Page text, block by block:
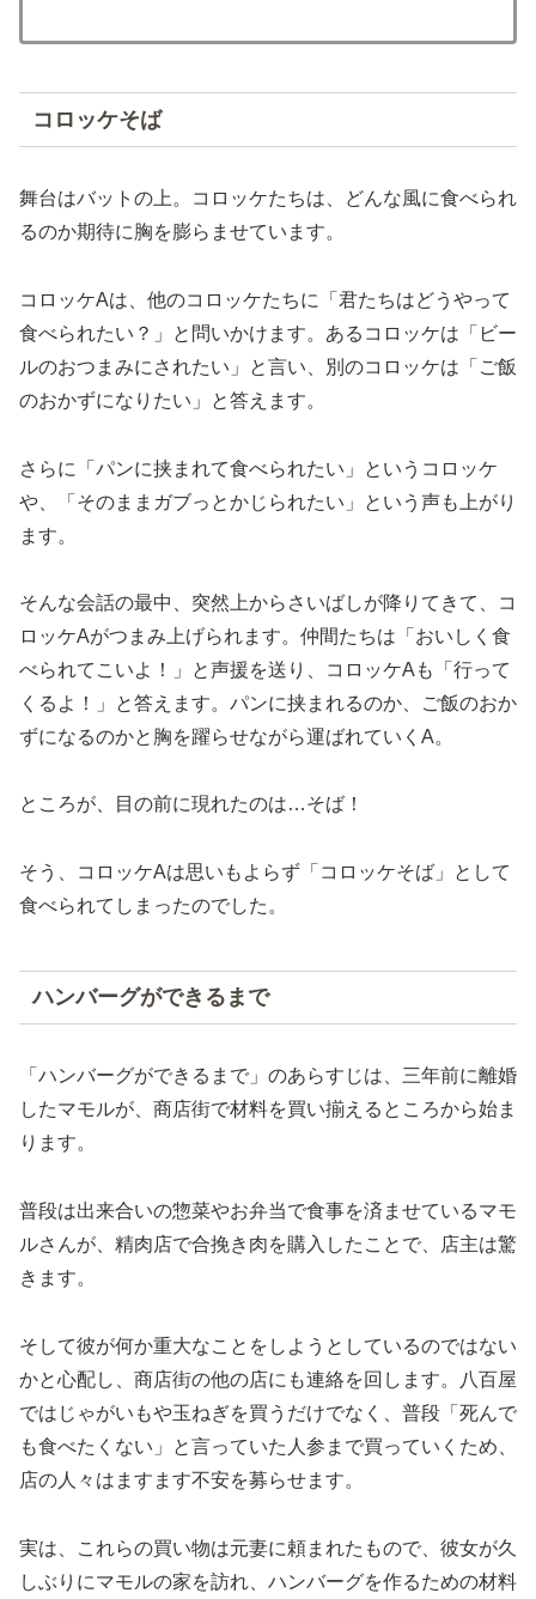
コロッケそば
舞台はバットの上。コロッケたちは、どんな風に食べられ
るのか期待に胸を膨らませています。
コロッケAは、他のコロッケたちに「君たちはどうやって
食べられたい？」と問いかけます。あるコロッケは「ビー
ルのおつまみにされたい」と言い、別のコロッケは「ご飯
のおかずになりたい」と答えます。
さらに「パンに挟まれて食べられたい」というコロッケ
や、「そのままガブっとかじられたい」という声も上がり
ます。
そんな会話の最中、突然上からさいばしが降りてきて、コ
ロッケAがつまみ上げられます。仲間たちは「おいしく食
べられてこいよ！」と声援を送り、コロッケAも「行って
くるよ！」と答えます。パンに挟まれるのか、ご飯のおか
ずになるのかと胸を躍らせながら運ばれていくA。
ところが、目の前に現れたのは…そば！
そう、コロッケAは思いもよらず「コロッケそば」として
食べられてしまったのでした。
ハンバーグができるまで
「ハンバーグができるまで」のあらすじは、三年前に離婚
したマモルが、商店街で材料を買い揃えるところから始ま
ります。
普段は出来合いの惣菜やお弁当で食事を済ませているマモ
ルさんが、精肉店で合挽き肉を購入したことで、店主は驚
きます。
そして彼が何か重大なことをしようとしているのではない
かと心配し、商店街の他の店にも連絡を回します。八百屋
ではじゃがいもや玉ねぎを買うだけでなく、普段「死んで
も食べたくない」と言っていた人参まで買っていくため、
店の人々はますます不安を募らせます。
実は、これらの買い物は元妻に頼まれたもので、彼女が久
しぶりにマモルの家を訪れ、ハンバーグを作るための材料